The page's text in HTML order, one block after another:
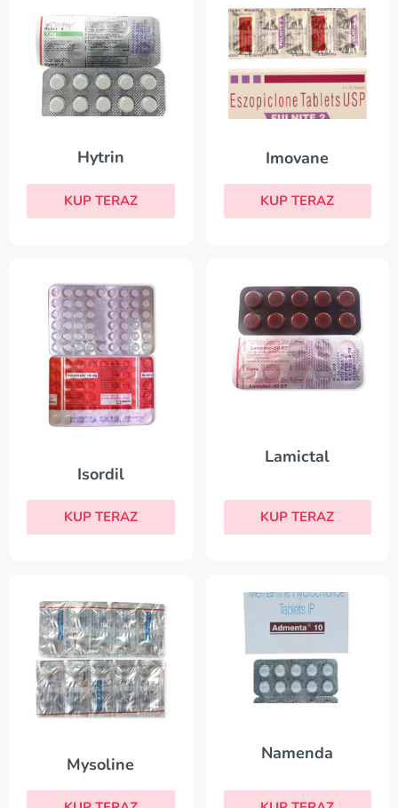
Hytrin
KUP TERAZ
Imovane
KUP TERAZ
Isordil
KUP TERAZ
Lamictal
KUP TERAZ
Mysoline
Namenda